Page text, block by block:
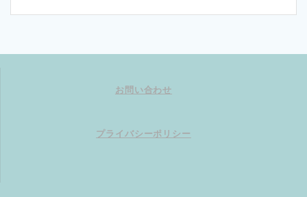
お問い合わせ
プライバシーポリシー